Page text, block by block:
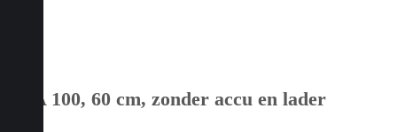
HSA 100, 60 cm, zonder accu en lader